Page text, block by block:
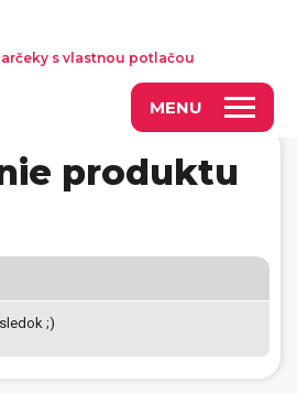
MENU
s vlastnou potlačou
produktu
;)